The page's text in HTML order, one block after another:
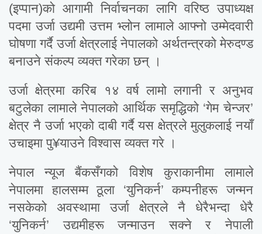
(इप्पान)को आगामी निर्वाचनका लागि वरिष्ठ उपाध्यक्ष
पदमा उर्जा उद्यमी उत्तम भ्लोन लामाले आफ्नो उम्मेदवारी
घोषणा गर्दै उर्जा क्षेत्रलाई नेपालको अर्थतन्त्रको मेरुदण्ड
बनाउने संकल्प व्यक्त गरेका छन् ।
उर्जा क्षेत्रमा करिब १४ वर्ष लामो लगानी र अनुभव
बटुलेका लामाले नेपालको आर्थिक समृद्धिको ‘गेम चेन्जर’
क्षेत्र नै उर्जा भएको दाबी गर्दै यस क्षेत्रले मुलुकलाई नयाँ
उचाइमा पु¥याउने विश्वास व्यक्त गरे ।
नेपाल न्यूज बैंकसँगको विशेष कुराकानीमा लामाले
नेपालमा हालसम्म ठूला ‘युनिकर्न’ कम्पनीहरू जन्मन
नसकेको अवस्थामा उर्जा क्षेत्रले नै धेरैभन्दा धेरै
‘युनिकर्न’ उद्यमीहरू जन्माउन सक्ने र नेपाली